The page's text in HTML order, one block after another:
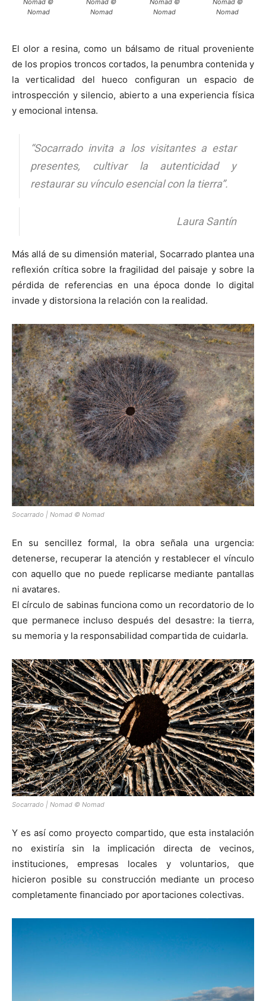
Nomad
Nomad
Nomad
Nomad
El olor a resina, como un bálsamo de ritual proveniente
de los propios troncos cortados, la penumbra contenida y
la verticalidad del hueco configuran un espacio de
introspección y silencio, abierto a una experiencia física
y emocional intensa.
“Socarrado invita a los visitantes a estar
presentes, cultivar la autenticidad y
restaurar su vínculo esencial con la tierra”.
Laura Santín
Más allá de su dimensión material, Socarrado plantea una
reflexión crítica sobre la fragilidad del paisaje y sobre la
pérdida de referencias en una época donde lo digital
invade y distorsiona la relación con la realidad.
Socarrado | Nomad © Nomad
En su sencillez formal, la obra señala una urgencia:
detenerse, recuperar la atención y restablecer el vínculo
con aquello que no puede replicarse mediante pantallas
ni avatares.
El círculo de sabinas funciona como un recordatorio de lo
que permanece incluso después del desastre: la tierra,
su memoria y la responsabilidad compartida de cuidarla.
Socarrado | Nomad © Nomad
Y es así como proyecto compartido, que esta instalación
no existiría sin la implicación directa de vecinos,
instituciones, empresas locales y voluntarios, que
hicieron posible su construcción mediante un proceso
completamente financiado por aportaciones colectivas.